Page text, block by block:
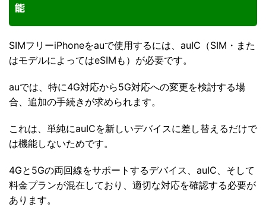
能
SIMフリーiPhoneをauで使用するには、auIC（SIM・また
はモデルによってはeSIMも）が必要です。
auでは、特に4G対応から5G対応への変更を検討する場
合、追加の手続きが求められます。
これは、単純にauICを新しいデバイスに差し替えるだけで
は機能しないためです。
4Gと5Gの両回線をサポートするデバイス、auIC、そして
料金プランが混在しており、適切な対応を確認する必要が
あります。